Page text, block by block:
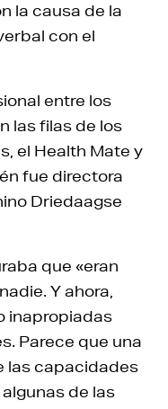
la causa de la
con el
entre los
las filas de los
el Health Mate y
fue directora
Driedaagse
que «eran
Y ahora,
inapropiadas
Parece que una
las capacidades
de las